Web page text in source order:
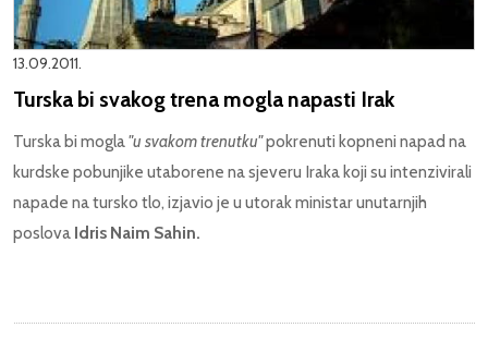
13.09.2011.
Turska bi svakog trena mogla napasti Irak
Turska bi mogla"u svakom trenutku"pokrenuti kopneni napad na
kurdske pobunjike utaborene na sjeveru Iraka koji su intenzivirali
napade na tursko tlo, izjavio je u utorak ministar unutarnjih
poslova Idris Naim Sahin.